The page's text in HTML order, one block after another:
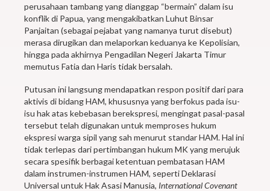
perusahaan tambang yang dianggap “bermain” dalam isu
konflik di Papua, yang mengakibatkan Luhut Binsar
Panjaitan (sebagai pejabat yang namanya turut disebut)
merasa dirugikan dan melaporkan keduanya ke Kepolisian,
hingga pada akhirnya Pengadilan Negeri Jakarta Timur
memutus Fatia dan Haris tidak bersalah.
Putusan ini langsung mendapatkan respon positif dari para
aktivis di bidang HAM, khususnya yang berfokus pada isu-
isu hak atas kebebasan berekspresi, mengingat pasal-pasal
tersebut telah digunakan untuk memproses hukum
ekspresi warga sipil yang sah menurut standar HAM. Hal ini
tidak terlepas dari pertimbangan hukum MK yang merujuk
secara spesifik berbagai ketentuan pembatasan HAM
dalam instrumen-instrumen HAM, seperti Deklarasi
Universal untuk Hak Asasi Manusia, International Covenant